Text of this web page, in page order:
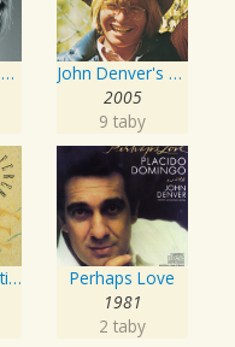
The Essential John Denver
John Denver's Greatest Hits
2005
9 taby
Different Directions
Perhaps Love
1981
2 taby